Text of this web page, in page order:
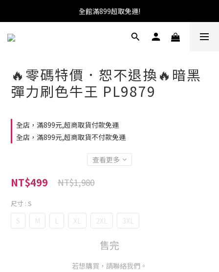
加入會員送100元購物金!馬上就可使用!
全館滿899超取免運!
★找優惠這邊走~★
🔥零碼特價．恕不退換🔥暗黑
彈力刷色牛王 PL9879
全店，滿899元,超商取貨付款免運
全店，滿899元,超商取貨不付款免運
查看更多
NT$499 NT$1,980
尺寸 : S
S M L XL 2XL 3XL
售完
若想購買，請聯絡我們。